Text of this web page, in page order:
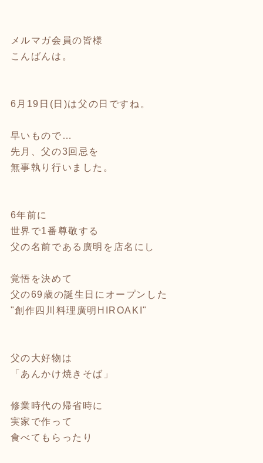
メルマガ会員の皆様
こんばんは。
6月19日(日)は父の日ですね。
早いもので…
先月、父の3回忌を
無事執り行いました。
6年前に
世界で1番尊敬する
父の名前である廣明を店名にし
覚悟を決めて
父の69歳の誕生日にオープンした
"創作四川料理廣明HIROAKI"
父の大好物は
「あんかけ焼きそば」
修業時代の帰省時に
実家で作って
食べてもらったり